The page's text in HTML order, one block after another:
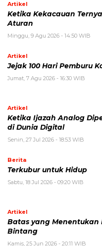
Artikel
Ketika Kekacauan
Aturan
Minggu, 9 Agu 2026 - 14:50 WIB
Artikel
Jejak 100 Hari Pemburu
Jumat, 7 Agu 2026 - 16:30 WIB
Artikel
Ketika Ijazah Analog
di Dunia Digital
Senin, 27 Jul 2026 - 18:53 WIB
Berita
Terkubur untuk Hidup
Sabtu, 18 Jul 2026 - 09:20 WIB
Artikel
Batas yang Menentukan
Bintang
Kamis, 25 Jun 2026 - 20:11 WIB